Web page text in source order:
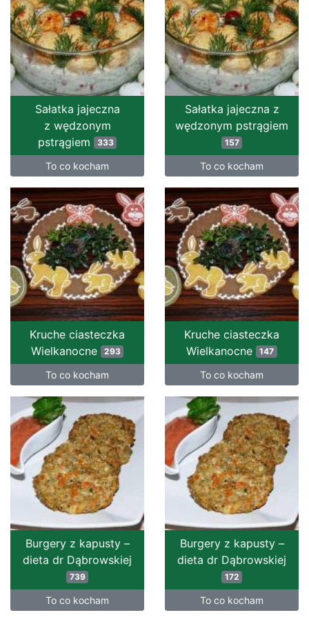
Sałatka jajeczna
z wędzonym
pstrągiem
333
To co kocham
Sałatka jajeczna z
wędzonym pstrągiem
157
To co kocham
Kruche ciasteczka
Wielkanocne
293
To co kocham
Kruche ciasteczka
Wielkanocne 147
To co kocham
Burgery z kapusty –
dieta dr Dąbrowskiej
739
To co kocham
Burgery z kapusty –
dieta dr Dąbrowskiej
172
To co kocham